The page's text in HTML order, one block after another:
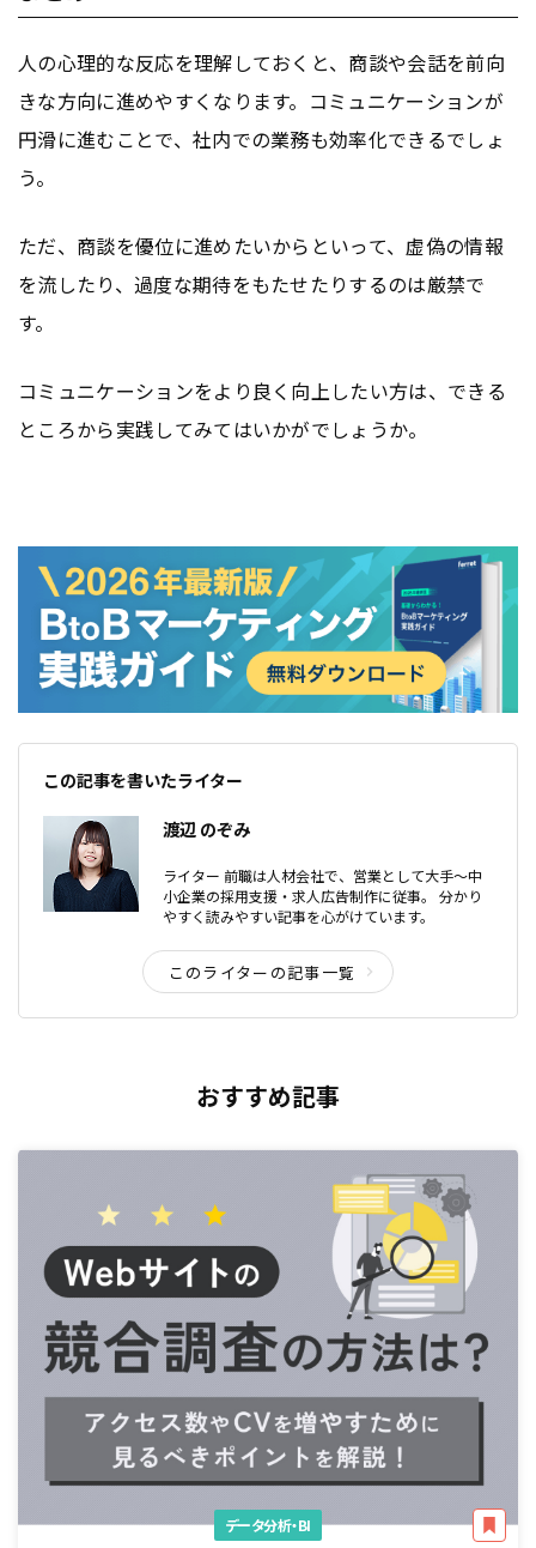
人の心理的な反応を理解しておくと、商談や会話を前向
きな方向に進めやすくなります。コミュニケーションが
円滑に進むことで、社内での業務も効率化できるでしょ
う。
ただ、商談を優位に進めたいからといって、虚偽の情報
を流したり、過度な期待をもたせたりするのは厳禁で
す。
コミュニケーションをより良く向上したい方は、できる
ところから実践してみてはいかがでしょうか。
この記事を書いたライター
渡辺 のぞみ
ライター 前職は人材会社で、営業として大手〜中
小企業の採用支援・求人広告制作に従事。 分かり
やすく読みやすい記事を心がけています。
このライターの記事一覧
おすすめ記事
データ分析・BI